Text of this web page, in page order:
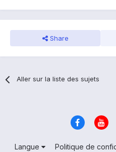
Share
Aller sur la liste des sujets
Langue Politique de